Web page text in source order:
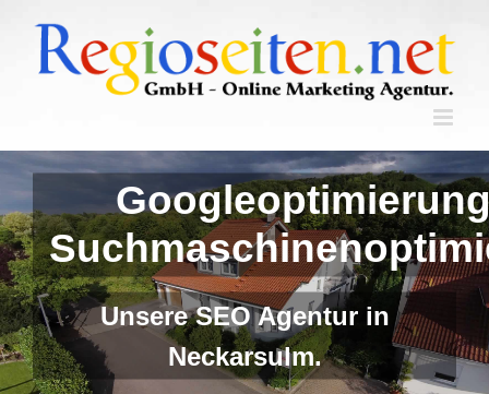
content
Unsere SEO Agentur in
Neckarsulm.